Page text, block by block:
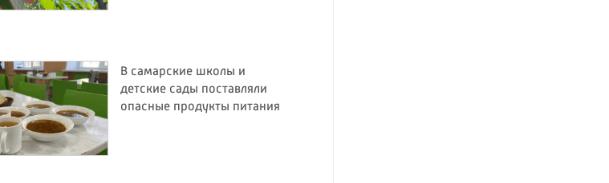
В самарские школы и
детские сады поставляли
опасные продукты питания